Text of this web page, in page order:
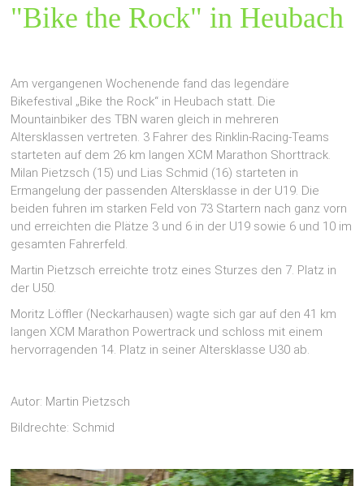
"Bike the Rock" in Heubach
Am vergangenen Wochenende fand das legendäre
Bikefestival „Bike the Rock“ in Heubach statt. Die
Mountainbiker des TBN waren gleich in mehreren
Altersklassen vertreten. 3 Fahrer des Rinklin-Racing-Teams
starteten auf dem 26 km langen XCM Marathon Shorttrack.
Milan Pietzsch (15) und Lias Schmid (16) starteten in
Ermangelung der passenden Altersklasse in der U19. Die
beiden fuhren im starken Feld von 73 Startern nach ganz vorn
und erreichten die Plätze 3 und 6 in der U19 sowie 6 und 10 im
gesamten Fahrerfeld.
Martin Pietzsch erreichte trotz eines Sturzes den 7. Platz in
der U50.
Moritz Löffler (Neckarhausen) wagte sich gar auf den 41 km
langen XCM Marathon Powertrack und schloss mit einem
hervorragenden 14. Platz in seiner Altersklasse U30 ab.
Autor: Martin Pietzsch
Bildrechte: Schmid